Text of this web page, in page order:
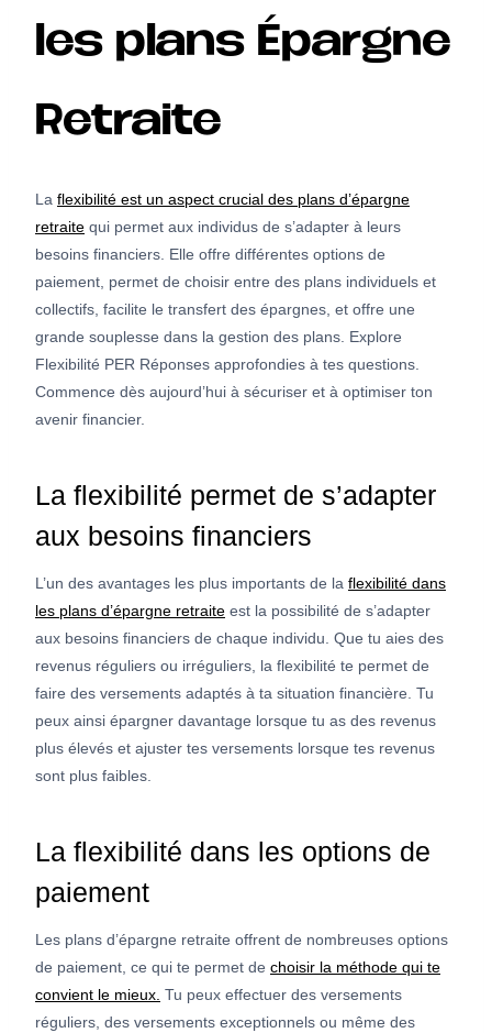
les plans Épargne
Retraite
La flexibilité est un aspect crucial des plans d’épargne
retraite qui permet aux individus de s’adapter à leurs
besoins financiers. Elle offre différentes options de
paiement, permet de choisir entre des plans individuels et
collectifs, facilite le transfert des épargnes, et offre une
grande souplesse dans la gestion des plans. Explore
Flexibilité PER Réponses approfondies à tes questions.
Commence dès aujourd’hui à sécuriser et à optimiser ton
avenir financier.
La flexibilité permet de s’adapter
aux besoins financiers
L’un des avantages les plus importants de la flexibilité dans
les plans d’épargne retraite est la possibilité de s’adapter
aux besoins financiers de chaque individu. Que tu aies des
revenus réguliers ou irréguliers, la flexibilité te permet de
faire des versements adaptés à ta situation financière. Tu
peux ainsi épargner davantage lorsque tu as des revenus
plus élevés et ajuster tes versements lorsque tes revenus
sont plus faibles.
La flexibilité dans les options de
paiement
Les plans d’épargne retraite offrent de nombreuses options
de paiement, ce qui te permet de choisir la méthode qui te
convient le mieux. Tu peux effectuer des versements
réguliers, des versements exceptionnels ou même des